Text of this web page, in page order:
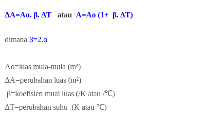
ΔA=Ao. β. ΔT atau A=Ao (1+ β. ΔT)
dimana β=2.α
Ao=luas mula-mula (m²)
ΔA=perubahan luas (m²)
β=koefisien muai luas (/K atau /℃)
ΔT=perubahan suhu (K atau ℃)